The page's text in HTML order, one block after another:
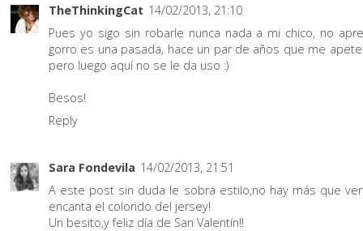
TheThinkingCat 14/02/2013, 21:10
Pues yo sigo sin robarle nunca nada a mi chico, no
gorro es una pasada, hace un par de años que me
pero luego aquí no se le da uso :)
Besos!
Reply
Sara Fondevila 14/02/2013, 21:51
A este post sin duda le sobra estilo,no hay más que
encanta el colorido del jersey!
Un besito,y feliz día de San Valentín!!